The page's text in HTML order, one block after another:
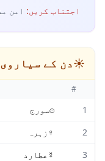
اجتناب کریں: امن
☀️دن کے
#
1
☉سورج
2
♀ زہرہ
3
☿ عطارد